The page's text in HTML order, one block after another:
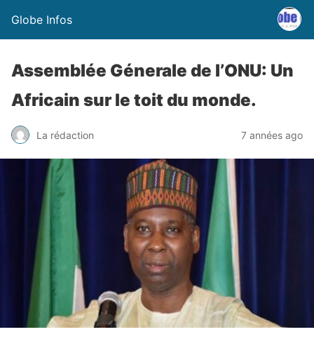
Globe Infos
Assemblée Génerale de l’ONU: Un
Africain sur le toit du monde.
La rédaction 7 années ago